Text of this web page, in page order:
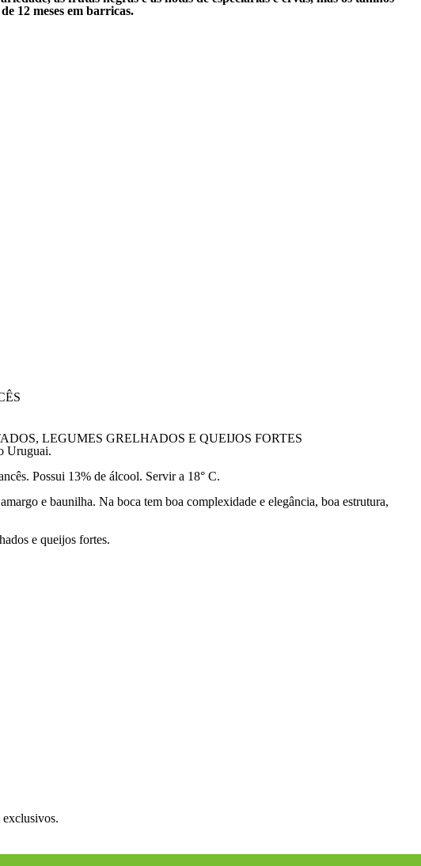
12 meses em barricas.
LEGUMES GRELHADOS E QUEIJOS FORTES
Uruguai.
Possui 13% de álcool. Servir a 18° C.
e baunilha. Na boca tem boa complexidade e elegância, boa estrutura,
e queijos fortes.
exclusivos.